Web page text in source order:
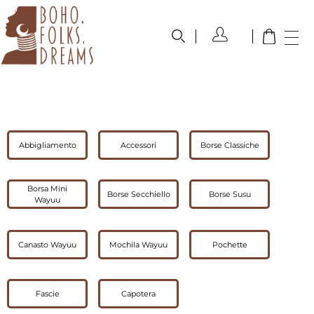
Abbigliamento Accessori Borse Classiche
Borsa Mini
Wayuu
Borse Secchiello Borse Susu
Canasto Wayuu Mochila Wayuu Pochette
Fascie Capotera